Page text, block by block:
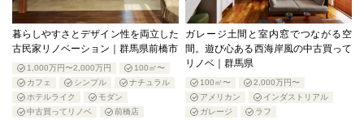
暮らしやすさとデザイン性を両立した
古民家リノベーション｜群馬県前橋市
1,000万円〜2,000万円
100㎡〜
カフェ
シンプル
ナチュラル
ホテルライク
モダン
中古買ってリノベ
前橋店
ガレージ土間と室内窓でつながる空
間。遊び心ある西海岸風の中古買って
リノベ｜群馬県
100㎡〜
2,000万円〜
アメリカン
インダストリアル
ガレージ
ラフ